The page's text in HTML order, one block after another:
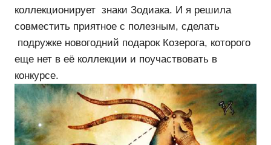
коллекционирует знаки Зодиака. И я решила
совместить приятное с полезным, сделать
подружке новогодний подарок Козерога, которого
еще нет в её коллекции и поучаствовать в
конкурсе.